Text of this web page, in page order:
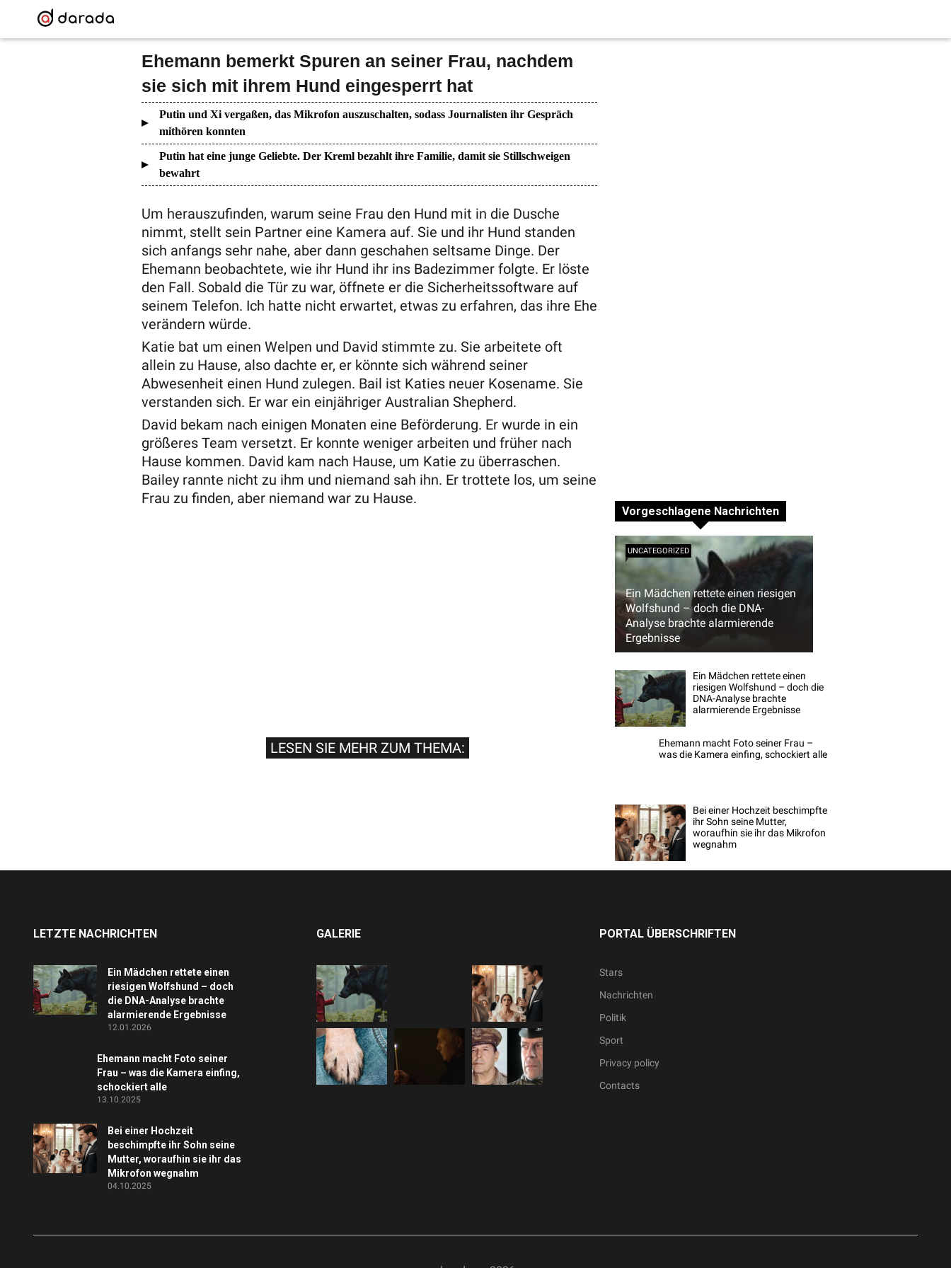
Ehemann bemerkt Spuren an seiner Frau, nachdem
sie sich mit ihrem Hund eingesperrt hat
Putin und Xi vergaßen, das Mikrofon auszuschalten, sodass Journalisten ihr Gespräch
mithören konnten
Putin hat eine junge Geliebte. Der Kreml bezahlt ihre Familie, damit sie Stillschweigen
bewahrt
Um herauszufinden, warum seine Frau den Hund mit in die Dusche
nimmt, stellt sein Partner eine Kamera auf. Sie und ihr Hund standen
sich anfangs sehr nahe, aber dann geschahen seltsame Dinge. Der
Ehemann beobachtete, wie ihr Hund ihr ins Badezimmer folgte. Er löste
den Fall. Sobald die Tür zu war, öffnete er die Sicherheitssoftware auf
seinem Telefon. Ich hatte nicht erwartet, etwas zu erfahren, das ihre Ehe
verändern würde.
Katie bat um einen Welpen und David stimmte zu. Sie arbeitete oft
allein zu Hause, also dachte er, er könnte sich während seiner
Abwesenheit einen Hund zulegen. Bail ist Katies neuer Kosename. Sie
verstanden sich. Er war ein einjähriger Australian Shepherd.
David bekam nach einigen Monaten eine Beförderung. Er wurde in ein
größeres Team versetzt. Er konnte weniger arbeiten und früher nach
Hause kommen. David kam nach Hause, um Katie zu überraschen.
Bailey rannte nicht zu ihm und niemand sah ihn. Er trottete los, um seine
Frau zu finden, aber niemand war zu Hause.
LESEN SIE MEHR ZUM THEMA:
Vorgeschlagene Nachrichten
Ein Mädchen rettete einen riesigen
Wolfshund – doch die DNA-
Analyse brachte alarmierende
Ergebnisse
UNCATEGORIZED
Ein Mädchen rettete einen
riesigen Wolfshund – doch die
DNA-Analyse brachte
alarmierende Ergebnisse
Ehemann macht Foto seiner Frau –
was die Kamera einfing, schockiert alle
Bei einer Hochzeit beschimpfte
ihr Sohn seine Mutter,
woraufhin sie ihr das Mikrofon
wegnahm
LETZTE NACHRICHTEN
Ein Mädchen rettete einen
riesigen Wolfshund – doch
die DNA-Analyse brachte
alarmierende Ergebnisse
12.01.2026
Ehemann macht Foto seiner
Frau – was die Kamera einfing,
schockiert alle
13.10.2025
Bei einer Hochzeit
beschimpfte ihr Sohn seine
Mutter, woraufhin sie ihr das
Mikrofon wegnahm
04.10.2025
GALERIE PORTAL ÜBERSCHRIFTEN
Stars
Nachrichten
Politik
Sport
Privacy policy
Contacts